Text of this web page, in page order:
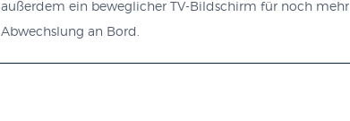
außerdem ein beweglicher TV-Bildschirm für noch mehr
Abwechslung an Bord.